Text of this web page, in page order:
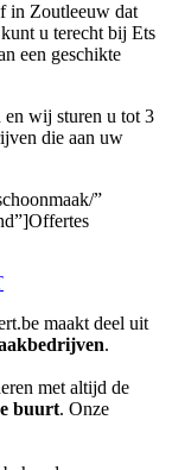
in Zoutleeuw dat
u terecht bij Ets
een geschikte
wij sturen u tot 3
die aan uw
”
maakt deel uit
.
met altijd de
buurt. Onze